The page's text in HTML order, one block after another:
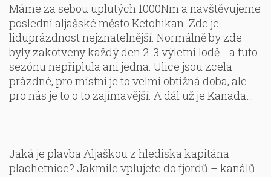
Máme za sebou uplutých 1000Nm a navštěvujeme
poslední aljašské město Ketchikan. Zde je
liduprázdnost nejznatelnější. Normálně by zde
byly zakotveny každý den 2-3 výletní lodě… a tuto
sezónu nepřiplula ani jedna. Ulice jsou zcela
prázdné, pro místní je to velmi obtížná doba, ale
pro nás je to o to zajímavější. A dál už je Kanada…
Jaká je plavba Aljaškou z hlediska kapitána
plachetnice? Jakmile vplujete do fjordů – kanálů